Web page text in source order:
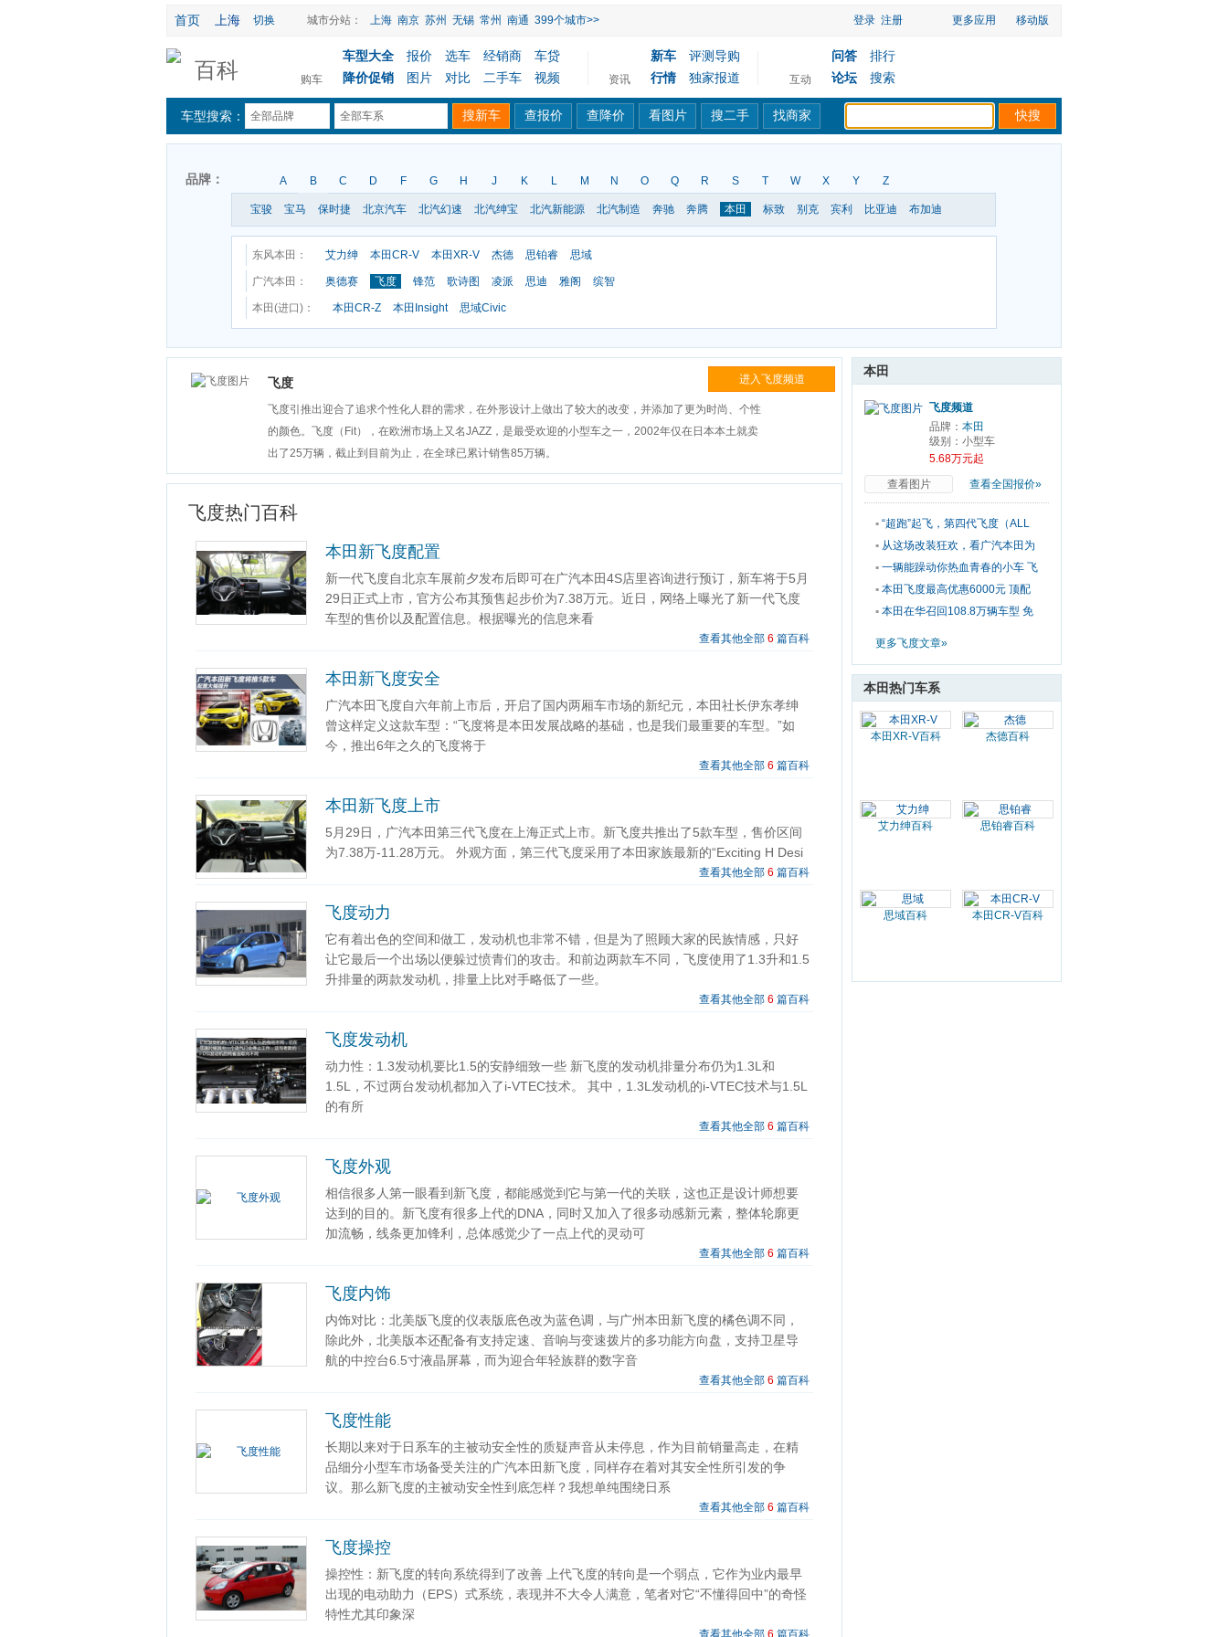
首页 上海 切换 城市分站： 上海 南京 苏州 无锡 常州 南通 399个城市>> 移动版
更多应用
登录 注册
百科 购车
车型大全 报价 选车 经销商
车贷
降价促销
图片 对比 二手车 视频 资讯
新车
评测导购
行情
独家报道 互动
问答
排行
论坛
搜索
车型搜索： 全部品牌 全部车系
品牌： A B C D F G H J K L M N O Q R S T W X Y Z
宝骏 宝马 保时捷 北京汽车 北汽幻速 北汽绅宝 北汽新能源 北汽制造 奔驰 奔腾 本田 标致 别克 宾利 比亚迪 布加迪
东风本田： 艾力绅 本田CR-V 本田XR-V 杰德 思铂睿 思域
广汽本田： 奥德赛 飞度 锋范 歌诗图 凌派 思迪 雅阁 缤智
本田(进口)： 本田CR-Z 本田Insight 思域Civic
本田
飞度频道
品牌： 本田
级别：小型车
5.68万元起
查看图片
查看全国报价»
▪ “超跑”起飞，第四代飞度（ALL
NEW FIT）5月销量8,045辆
▪ 从这场改装狂欢，看广汽本田为
何能抓住800万用户的心？
▪ 一辆能躁动你热血青春的小车 飞
度无时无刻不惊艳世人
▪ 本田飞度最高优惠6000元 顶配
车款无优惠
▪ 本田在华召回108.8万辆车型 免
更多飞度文章»
本田热门车系
本田XR-V百科 杰德百科
艾力绅百科 思铂睿百科
思域百科 本田CR-V百科
飞度
飞度引推出迎合了追求个性化人群的需求，在外形设计上做出了较大的改变，并添加了更为时尚、个性
的颜色。飞度（Fit），在欧洲市场上又名JAZZ，是最受欢迎的小型车之一，2002年仅在日本本土就卖
出了25万辆，截止到目前为止，在全球已累计销售85万辆。
进入飞度频道
飞度热门百科
本田新飞度配置
新一代飞度自北京车展前夕发布后即可在广汽本田4S店里咨询进行预订，新车将于5月
29日正式上市，官方公布其预售起步价为7.38万元。近日，网络上曝光了新一代飞度
车型的售价以及配置信息。根据曝光的信息来看
查看其他全部 6 篇百科
本田新飞度安全
广汽本田飞度自六年前上市后，开启了国内两厢车市场的新纪元，本田社长伊东孝绅
曾这样定义这款车型：“飞度将是本田发展战略的基础，也是我们最重要的车型。”如
今，推出6年之久的飞度将于
查看其他全部 6 篇百科
本田新飞度上市
5月29日，广汽本田第三代飞度在上海正式上市。新飞度共推出了5款车型，售价区间
为7.38万-11.28万元。 外观方面，第三代飞度采用了本田家族最新的“Exciting H Desi
查看其他全部 6 篇百科
飞度动力
它有着出色的空间和做工，发动机也非常不错，但是为了照顾大家的民族情感，只好
让它最后一个出场以便躲过愤青们的攻击。和前边两款车不同，飞度使用了1.3升和1.5
升排量的两款发动机，排量上比对手略低了一些。
查看其他全部 6 篇百科
飞度发动机
动力性：1.3发动机要比1.5的安静细致一些 新飞度的发动机排量分布仍为1.3L和
1.5L，不过两台发动机都加入了i-VTEC技术。 其中，1.3L发动机的i-VTEC技术与1.5L
的有所
查看其他全部 6 篇百科
飞度外观
相信很多人第一眼看到新飞度，都能感觉到它与第一代的关联，这也正是设计师想要
达到的目的。新飞度有很多上代的DNA，同时又加入了很多动感新元素，整体轮廓更
加流畅，线条更加锋利，总体感觉少了一点上代的灵动可
查看其他全部 6 篇百科
飞度内饰
内饰对比：北美版飞度的仪表版底色改为蓝色调，与广州本田新飞度的橘色调不同，
除此外，北美版本还配备有支持定速、音响与变速拨片的多功能方向盘，支持卫星导
航的中控台6.5寸液晶屏幕，而为迎合年轻族群的数字音
查看其他全部 6 篇百科
飞度性能
长期以来对于日系车的主被动安全性的质疑声音从未停息，作为目前销量高走，在精
品细分小型车市场备受关注的广汽本田新飞度，同样存在着对其安全性所引发的争
议。那么新飞度的主被动安全性到底怎样？我想单纯围绕日系
查看其他全部 6 篇百科
飞度操控
操控性：新飞度的转向系统得到了改善 上代飞度的转向是一个弱点，它作为业内最早
出现的电动助力（EPS）式系统，表现并不大令人满意，笔者对它“不懂得回中”的奇怪
特性尤其印象深
查看其他全部 6 篇百科